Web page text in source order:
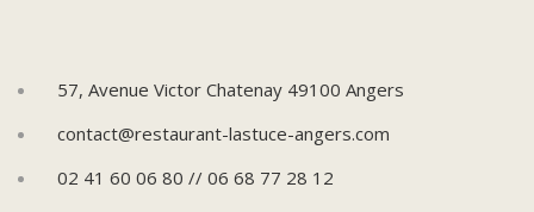
57, Avenue Victor Chatenay 49100 Angers
contact@restaurant-lastuce-angers.com
02 41 60 06 80 // 06 68 77 28 12